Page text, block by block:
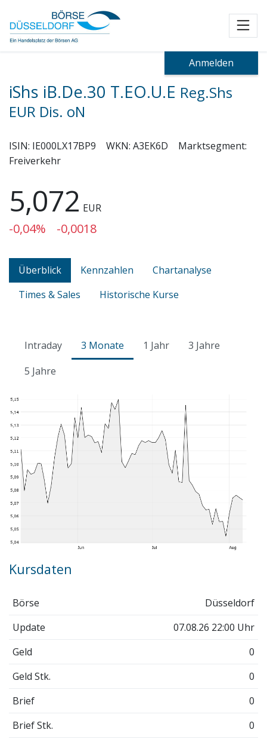
Anmelden
iShs iB.De.30 T.EO.U.E Reg.Shs
EUR Dis. oN
ISIN: IE000LX17BP9 WKN: A3EK6D
Marktsegment:
Freiverkehr
5,072 EUR
-0,04% -0,0018
Überblick Kennzahlen
Chartanalyse
Times & Sales
Historische Kurse
Intraday 3 Monate 1 Jahr
3 Jahre
5 Jahre
Kursdaten
Börse
Düsseldorf
Update
07.08.26 22:00 Uhr
Geld
0
Geld Stk.
0
Brief
0
Brief Stk.
0